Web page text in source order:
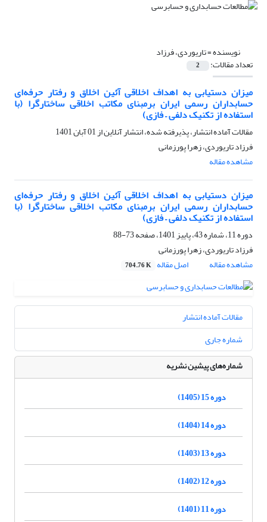
نویسنده =تاریوردی، فرزاد
تعداد مقالات: 2
میزان دستیابی به اهداف اخلاقی آئین اخلاق و رفتار حرفه‌ای
حسابداران رسمی ایران برمبنای مکاتب اخلاقی ساختارگرا (با
استفاده از تکنیک دلفی – فازی)
مقالات آماده انتشار، پذیرفته شده، انتشار آنلاین از01 آبان 1401
فرزاد تاریوردی، زهرا پورزمانی
مشاهده مقاله
میزان دستیابی به اهداف اخلاقی آئین اخلاق و رفتار حرفه‌ای
حسابداران رسمی ایران برمبنای مکاتب اخلاقی ساختارگرا (با
استفاده از تکنیک دلفی – فازی)
دوره 11، شماره 43، پاییز 1401، صفحه
73-88
فرزاد تاریوردی، زهرا پورزمانی
مشاهده مقاله
اصل مقاله 704.76 K
مقالات آماده انتشار
شماره جاری
شماره‌های پیشین نشریه
دوره 15 (1405)
دوره 14 (1404)
دوره 13 (1403)
دوره 12 (1402)
دوره 11 (1401)